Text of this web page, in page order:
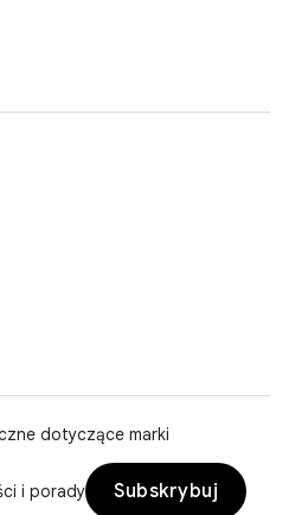
dotyczące marki
i porady
Subskrybuj